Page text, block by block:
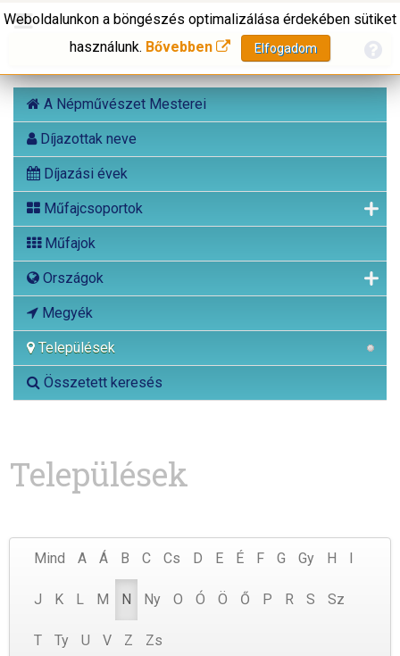
A Népművészet Mesterei
Díjazottak neve
Díjazási évek
Műfajcsoportok
Műfajok
Országok
Megyék
Települések
Összetett keresés
Weboldalunkon a böngészés optimalizálása érdekében sütiket
használunk. Bővebben Elfogadom
Települések
Mind A Á B C Cs D E É F G Gy H
J K L M N Ny O Ó Ö Ő P R S Sz
T Ty U V Z Zs